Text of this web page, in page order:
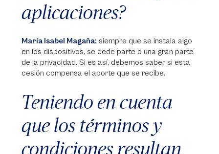
aplicaciones?
María Isabel Magaña: siempre que se instala algo
en los dispositivos, se cede parte o una gran parte
de la privacidad. Si es así, debemos saber si esta
cesión compensa el aporte que se recibe.
Teniendo en cuenta
que los términos y
condiciones resultan